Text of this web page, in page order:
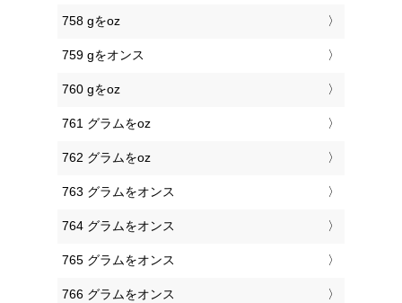
758 gをoz
759 gをオンス
760 gをoz
761 グラムをoz
762 グラムをoz
763 グラムをオンス
764 グラムをオンス
765 グラムをオンス
766 グラムをオンス